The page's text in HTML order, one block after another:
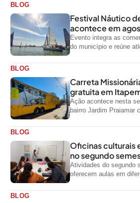
BLOG
Festival Náutico
acontece em
Evento integra as
do município e reúne
BLOG
Carreta
gratuita em
Ação acontece nesta
bairro Jardim Praiamar
BLOG
Oficinas culturais
no segundo
Atividades do segundo
oferecem aulas em
BLOG